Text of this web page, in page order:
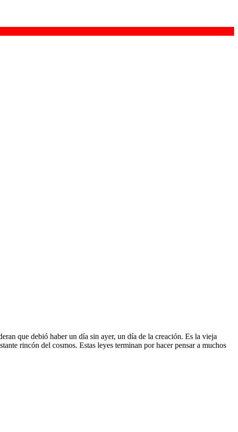
que debió haber un día sin ayer, un día de la creación. Es la vieja
rincón del cosmos. Estas leyes terminan por hacer pensar a muchos